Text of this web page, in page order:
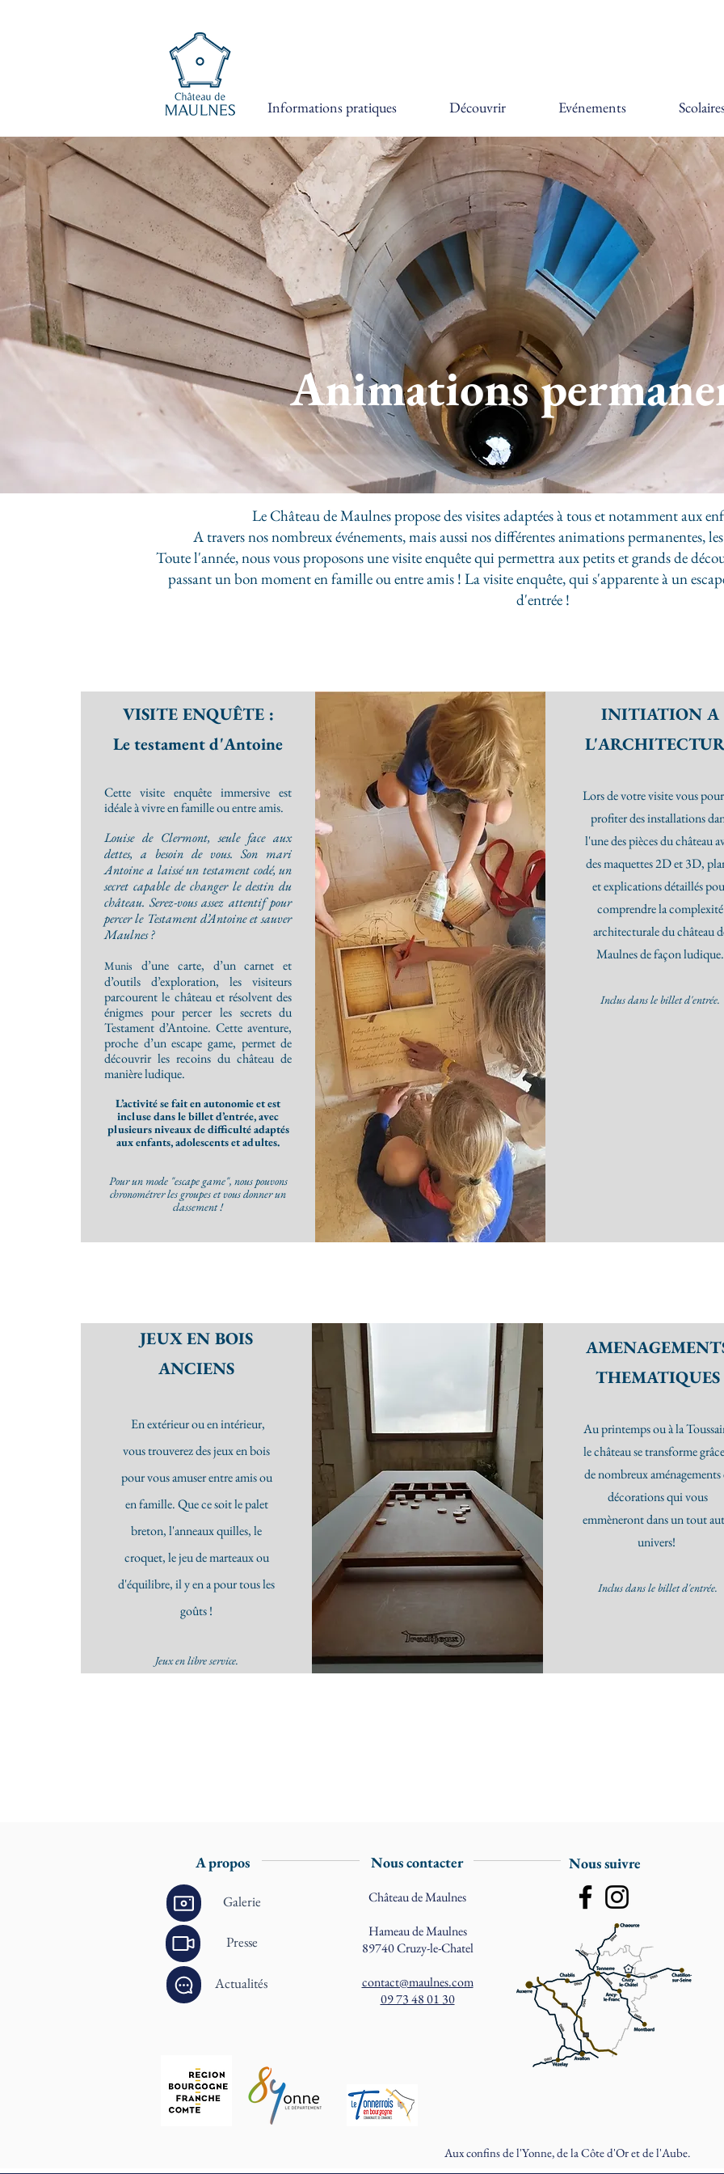
Informations pratiques Découvrir Evénements
Animations
Le Château de Maulnes propose des visites adaptées à tous et notamment aux
A travers nos nombreux événements, mais aussi nos différentes animations permanentes,
Toute l'année, nous vous proposons une visite enquête qui permettra aux petits et grands de
passant un bon moment en famille ou entre amis ! La visite enquête, qui s'apparente à un
d'entrée !
VISITE ENQUÊTE :
Le testament d'Antoine
Cette visite enquête immersive est
idéale à vivre en famille ou entre amis.
Louise de Clermont, seule face aux
dettes, a besoin de vous. Son mari
Antoine a laissé un testament codé, un
secret capable de changer le destin du
château. Serez-vous assez attentif pour
percer le Testament d’Antoine et sauver
Maulnes ?
Munisd’une carte, d’un carnet et
d’outils d’exploration, les visiteurs
parcourent le château et résolvent des
énigmes pour percer les secrets du
Testament d’Antoine. Cette aventure,
proche d’un escape game, permet de
découvrir les recoins du château de
manière ludique.
L’activité se fait en autonomie et est
incluse dans le billet d’entrée, avec
plusieurs niveaux de difficulté adaptés
aux enfants, adolescents et adultes.
Pour un mode "escape game", nous pouvons
chronométrer les groupes et vous donner un
classement !
INITIATION A
Lors de votre visite vous
profiter des installations
l'une des pièces du château
des maquettes 2D et 3D,
et explications détaillés
comprendre la complexité
architecturale du château
Maulnes de façonludique.
Inclus dans le billet d'entrée.
JEUX EN BOIS
ANCIENS
En extérieur ou en intérieur,
vous trouverez des jeux en bois
pour vous amuser entre amis ou
en famille. Que ce soit le palet
breton, l'anneaux quilles, le
croquet, le jeu de marteaux ou
d'équilibre, il y en a pour tous les
goûts !
Jeux en libre service.​
THEMATIQUES
Au printemps ou à la
le château se transforme
de nombreux aménagements
décorations qui vous
emmèneront dans un tout
univers!
​Inclus dans lebillet d'entrée.
A propos Nous contacter Nous suivre
Galerie
Presse
Actualités
Château de Maulnes
Hameau de Maulnes
89740 Cruzy-le-Chatel
contact@maulnes.com
09 73 48 01 30
Aux confins de l'Yonne, de la Côte d'Or et de l'Aube.